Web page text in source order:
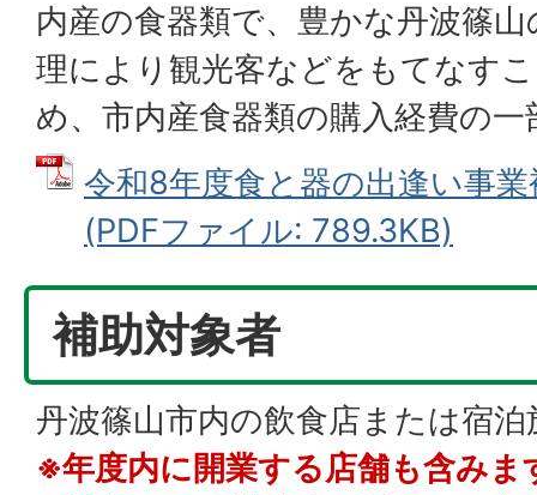
内産の食器類で、豊かな丹波篠
理により観光客などをもてなす
め、市内産食器類の購入経費の
令和8年度食と器の出逢い事
(PDFファイル: 789.3KB)
補助対象者
丹波篠山市内の飲食店または宿泊
※年度内に開業する店舗も含みま